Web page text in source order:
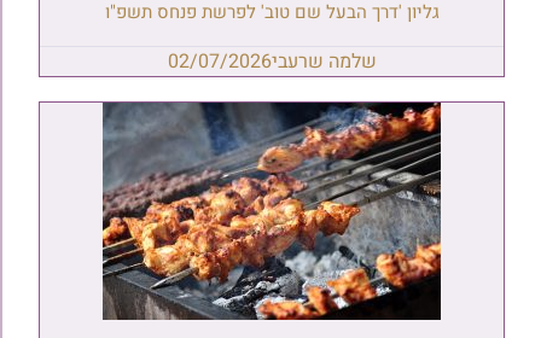
גליון 'דרך הבעל שם טוב' לפרשת פנחס תשפ"ו
שלמה שרעבי02/07/2026